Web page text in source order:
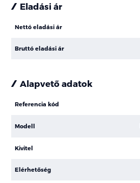
Eladási ár
Nettó eladási ár
Bruttó eladási ár
Alapvető adatok
Referencia kód
Modell
Kivitel
Elérhetőség